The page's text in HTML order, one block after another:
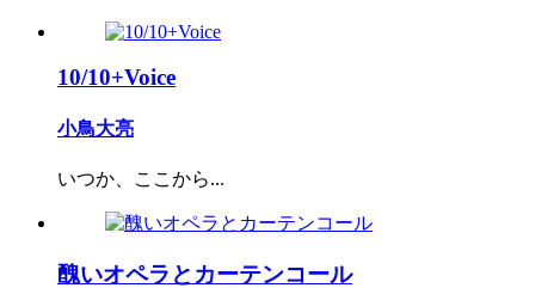
10/10+Voice
小鳥大亮
いつか、ここから...
醜いオペラとカーテンコール